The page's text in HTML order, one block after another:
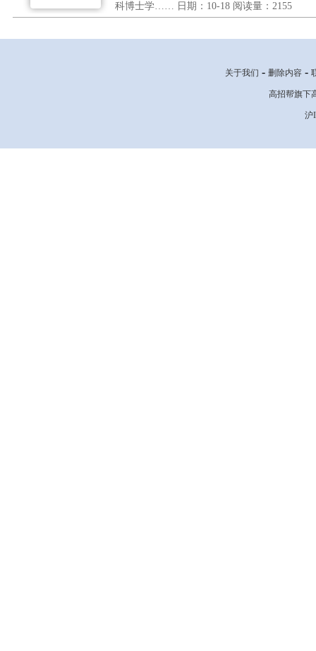
科博士学…… 日期：10-18 阅读量：2155
关于我们 -删除内容 -
高招帮旗下
沪